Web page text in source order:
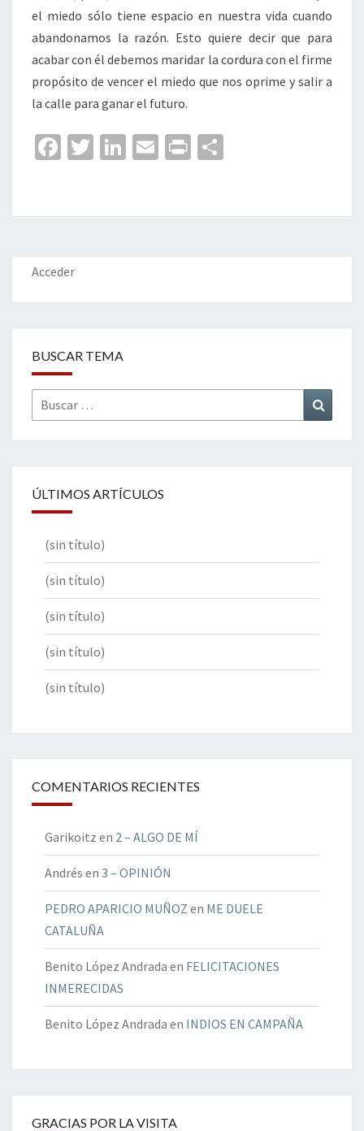
el miedo sólo tiene espacio en nuestra vida cuando
abandonamos la razón. Esto quiere decir que para
acabar con él debemos maridar la cordura con el firme
propósito de vencer el miedo que nos oprime y salir a
la calle para ganar el futuro.
Fa
o
o
k
T
er
Li
dI
n
E
l
Pr
p
ar
Acceder
BUSCAR TEMA
Buscar
por:
ÚLTIMOS ARTÍCULOS
(sin título)
(sin título)
(sin título)
(sin título)
(sin título)
COMENTARIOS RECIENTES
Garikoitz en 2 – ALGO DE MÍ
Andrés en 3 – OPINIÓN
PEDRO APARICIO MUÑOZ en ME DUELE
CATALUÑA
Benito López Andrada en FELICITACIONES
INMERECIDAS
Benito López Andrada en INDIOS EN CAMPAÑA
GRACIAS POR LA VISITA